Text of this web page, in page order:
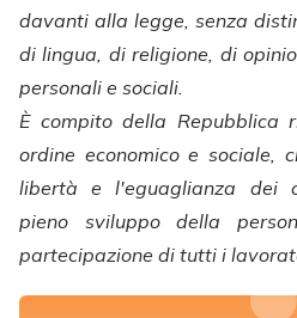
davanti alla legge, senza
di lingua, di religione, di
personali e sociali.
È compito della Repubblica
ordine economico e sociale,
libertà e l'eguaglianza dei
pieno sviluppo della
partecipazione di tutti i